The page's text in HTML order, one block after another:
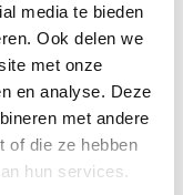
media te bieden
Ook delen we
met onze
en analyse. Deze
met andere
of die ze hebben
hun services.
MEER INFO